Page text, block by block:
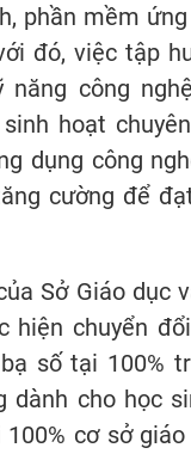
phần mềm
đó, việc tập
năng công
hoạt
dụng công
cường để
Sở Giáo dục
hiện chuyển
số tại 100%
dành cho học
cơ sở